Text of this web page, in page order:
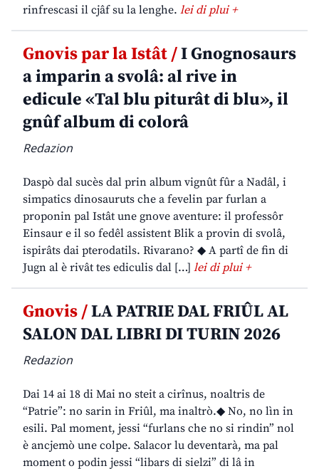
rinfrescasi il cjâf su la lenghe. lei di plui +
Gnovis par la Istât /I Gnognosaurs
a imparin a svolâ: al rive in
edicule «Tal blu piturât di blu», il
gnûf album di colorâ
Redazion
Daspò dal sucès dal prin album vignût fûr a Nadâl, i
simpatics dinosauruts che a fevelin par furlan a
proponin pal Istât une gnove aventure: il professôr
Einsaur e il so fedêl assistent Blik a provin di svolâ,
ispirâts dai pterodatils. Rivarano? ◆ A partî de fin di
Jugn al è rivât tes ediculis dal […] lei di plui +
Gnovis /LA PATRIE DAL FRIÛL AL
SALON DAL LIBRI DI TURIN 2026
Redazion
Dai 14 ai 18 di Mai no steit a cirînus, noaltris de
“Patrie”: no sarin in Friûl, ma inaltrò.◆ No, no lìn in
esili. Pal moment, jessi “furlans che no si rindin” nol
è ancjemò une colpe. Salacor lu deventarà, ma pal
moment o podin jessi “libars di sielzi” di lâ in